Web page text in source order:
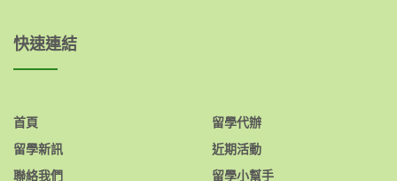
快速連結
首頁
留學新訊
聯絡我們
留學代辦
近期活動
留學小幫手